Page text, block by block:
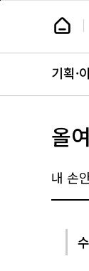
본
뉴
스
뉴
스
주
서
바
로
기획·
올
내 손
페